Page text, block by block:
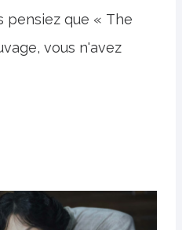
pensiez que « The
vous n'avez